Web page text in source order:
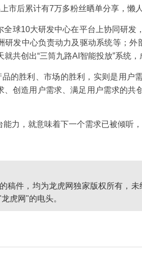
市后累计有7万多粉丝晒单分享，懒
全球10大研发中心在平台上协同研
研发中心负责动力及驱动系统等；
共创出“三筒九路AI智能投放”系统
品的胜利、市场的胜利，实则是用
、创造用户需求、满足用户需求的共
能力，就意味着下一个需求已被倾听
稿件，均为龙虎网独家版权所有，
虎网"的电头。